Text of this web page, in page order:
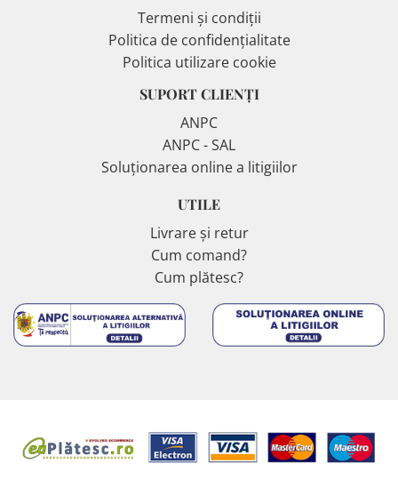
Termeni și condiții
Politica de confidențialitate
Politica utilizare cookie
SUPORT CLIENȚI
ANPC
ANPC - SAL
Soluționarea online a litigiilor
UTILE
Livrare și retur
Cum comand?
Cum plătesc?